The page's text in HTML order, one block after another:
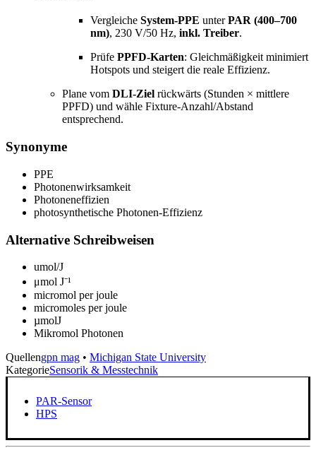
Vergleiche System-PPE unterPAR (400–700
nm), 230 V/50 Hz, inkl. Treiber.
Prüfe PPFD-Karten: Gleichmäßigkeit minimiert
Hotspots und steigert die reale Effizienz.
Plane vom DLI-Ziel rückwärts (Stunden × mittlere
PPFD) und wähle Fixture-Anzahl/Abstand
entsprechend.
Synonyme
PPE
Photonenwirksamkeit
Photoneneffizien
photosynthetische Photonen-Effizienz
Alternative Schreibweisen
umol/J
μmol J⁻¹
micromol per joule
micromoles per joule
µmolJ
Mikromol Photonen
Quellengpn mag • Michigan State University
KategorieSensorik & Messtechnik
PAR-Sensor
HPS